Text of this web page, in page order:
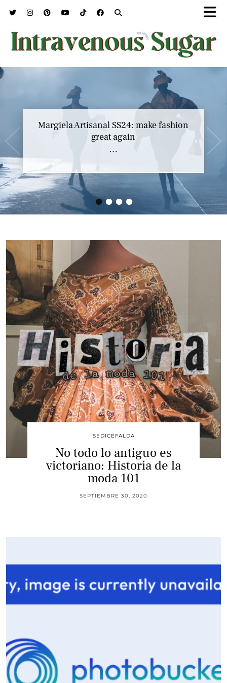
••••
Margiela Artisanal SS24: make fashion
great again
…
SEDICEFALDA
No todo lo antiguo es
victoriano: Historia de la
moda 101
SEPTIEMBRE 30, 2020